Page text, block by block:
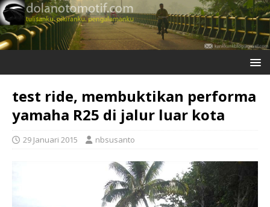
test ride, membuktikan performa
yamaha R25 di jalur luar kota
29 Januari 2015 nbsusanto